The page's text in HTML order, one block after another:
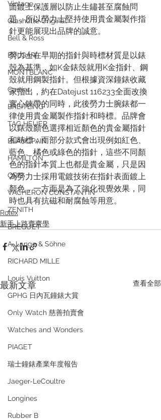
Vintage
Glashütte Original
Bell & Ross
BVLGARI
MONTBLANC
Cartier
BREITLING
TAG HEUER
BLANCPAIN
HAMILTON
ORIS
VACHERON CONSTANTIN
ZENITH
BREGUET
A. Lange & Söhne
RICHARD MILLE
Louis Vuitton
GPHG 日內瓦鐘錶大賞
Only Watch 慈善拍賣會
Watches and Wonders
PIAGET
瑞士鐘錶產業年度報告
Jaeger-LeCoultre
Longines
Rubber B
面鍍上保護層以防止生鏽甚至腐蝕問
題，所以勞力士堅持使用貴金屬製作指
針更能展現出品牌的誠意。
勞力士在早期的指針與時標材質是以錶
殼為基準，如K金錶殼就用K金指針、鋼
殼就用鋼製指針。但根據資深鐘錶收藏
家指出，約在Datejust 116233全面改換
實心鍊帶的同時，此後勞力士腕錶都一
律使用貴金屬製作指針和時標。品牌會
以錶殼顏色選擇相近顏色的貴金屬指針
和時標，而部分款式會出現例如紅色、
藍色、橘色或綠色的指針，這些不同顏
色的指針本質上也都是貴金屬，只是因
為勞力士採用電鍍技術在指針表面鍍上
顏色，一方面是為了強化視覺效果，同
時也具有抗磁和耐腐蝕等用意。
Rolex
新手上路齊齊學
最新文章 查看全部